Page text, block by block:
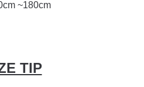
~180cm
TIP